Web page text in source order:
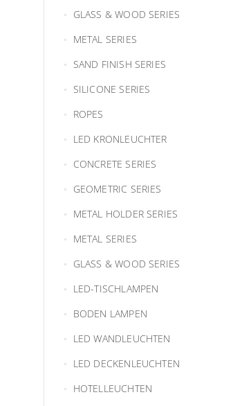
GLASS & WOOD SERIES
METAL SERIES
SAND FINISH SERIES
SILICONE SERIES
ROPES
LED KRONLEUCHTER
CONCRETE SERIES
GEOMETRIC SERIES
METAL HOLDER SERIES
METAL SERIES
GLASS & WOOD SERIES
LED-TISCHLAMPEN
BODEN LAMPEN
LED WANDLEUCHTEN
LED DECKENLEUCHTEN
HOTELLEUCHTEN